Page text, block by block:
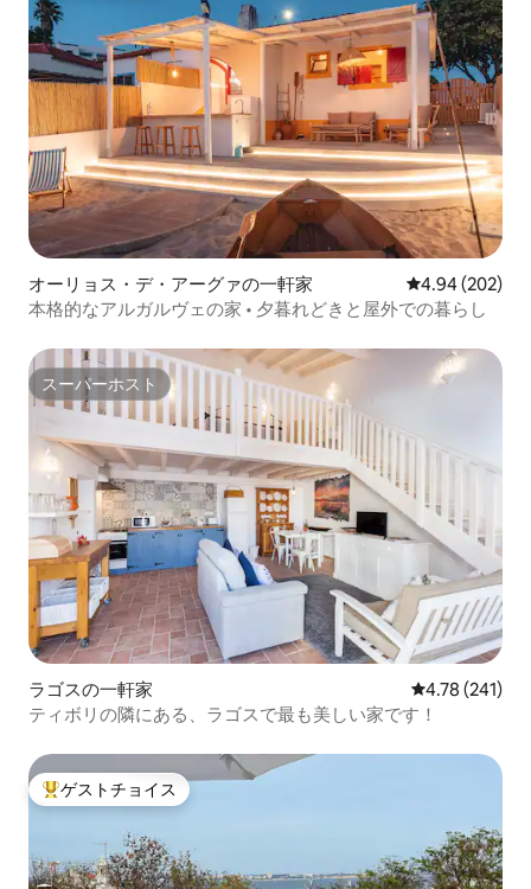
オーリョス・デ・アーグァの一軒家 レビュー202
4.94 (202)
本格的なアルガルヴェの家 • 夕暮れどきと屋外での暮らし
スーパーホスト
スーパーホスト
ラゴスの一軒家 レビュー241
4.78 (241)
ティボリの隣にある、ラゴスで最も美しい家です！
大好評のゲストチョイスです。
ゲストチョイス